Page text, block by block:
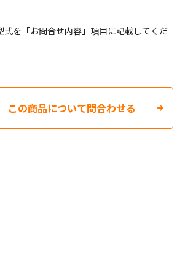
を「お問合せ内容」項目に記載してくだ
この商品について問合わせる